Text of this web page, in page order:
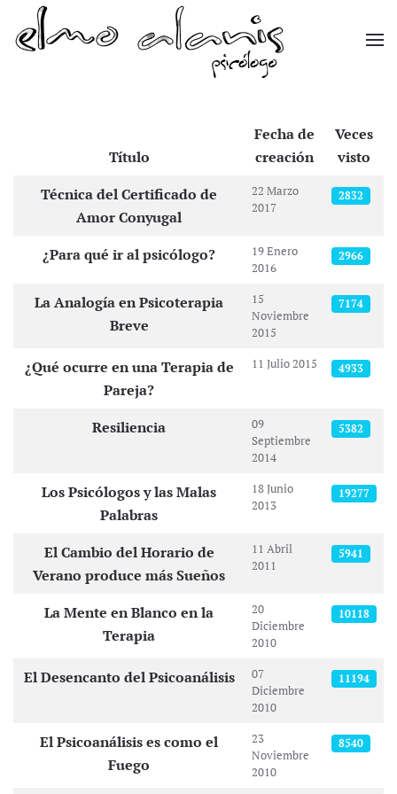
Skip to main content
Artículos
Título
Fecha de
creación
Veces
visto
Técnica del Certificado de
Amor Conyugal
22 Marzo
2017
2832
¿Para qué ir al psicólogo?
19 Enero
2016
2966
La Analogía en Psicoterapia
Breve
15
Noviembre
2015
7174
¿Qué ocurre en una Terapia de
Pareja?
11 Julio 2015 4933
Resiliencia
09
Septiembre
2014
5382
Los Psicólogos y las Malas
Palabras
18 Junio
2013
19277
El Cambio del Horario de
Verano produce más Sueños
11 Abril
2011
5941
La Mente en Blanco en la
Terapia
20
Diciembre
2010
10118
El Desencanto del Psicoanálisis
07
Diciembre
2010
11194
El Psicoanálisis es como el
Fuego
23
Noviembre
2010
8540